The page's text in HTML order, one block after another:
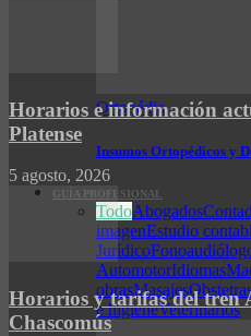
Ortopédia
Insumos Ortopédicos y
GUÍA PROFESIONAL
TodoAbogados
imagenEstudio
Jurídico
AutomotorIdiomas
obrasMasajes
e higieneVeterinarios
Horarios e información
Platense
5 agosto, 2026
Horarios y tarifas del tren
Chascomús